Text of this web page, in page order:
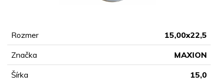
Rozmer 15,00x22,5
Značka MAXION
Šírka 15,0